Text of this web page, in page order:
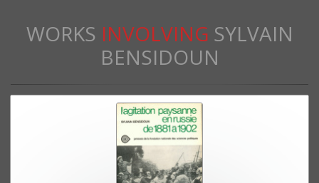
WORKS INVOLVING SYLVAIN
BENSIDOUN